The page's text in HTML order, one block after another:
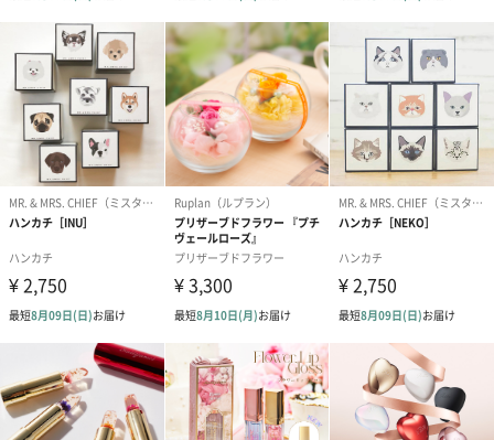
リラックスグッズ
リラックスグッズを同梱してお届けします。
かき氷入浴剤4点セット
（ブルー）（748円）
かき氷入浴剤4点セット
（イエロー）（748円）
バスフラワー
【Thank you
円）